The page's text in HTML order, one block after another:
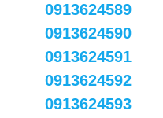
0913624589
0913624590
0913624591
0913624592
0913624593